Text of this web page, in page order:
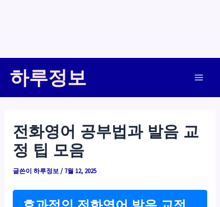
하루정보
전화영어 공부법과 발음 교
정 팁 모음
글쓴이하루정보/ 7월 12, 2025